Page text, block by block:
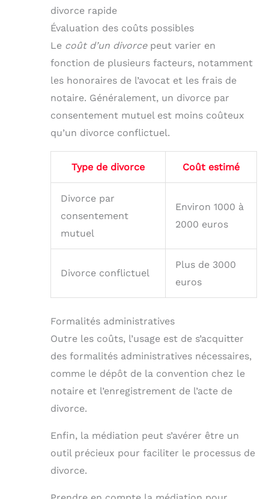
divorce rapide
Évaluation des coûts possibles
Le coût d’un divorcepeut varier en
fonction de plusieurs facteurs, notamment
les honoraires de l’avocat et les frais de
notaire. Généralement, un divorce par
consentement mutuel est moins coûteux
qu’un divorce conflictuel.
Type de divorce Coût estimé
Divorce par
consentement
mutuel
Environ 1000 à
2000 euros
Divorce conflictuel
Plus de 3000
euros
Formalités administratives
Outre les coûts, l’usage est de s’acquitter
des formalités administratives nécessaires,
comme le dépôt de la convention chez le
notaire et l’enregistrement de l’acte de
divorce.
Enfin, la médiation peut s’avérer être un
outil précieux pour faciliter le processus de
divorce.